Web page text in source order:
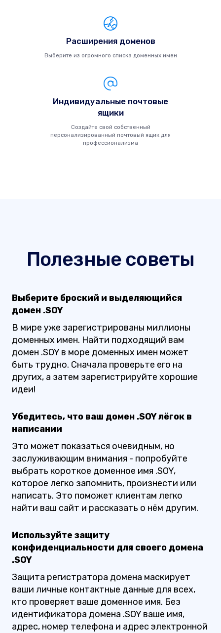
Расширения доменов
Выберите из огромного списка доменных имен
Индивидуальные почтовые
ящики
Создайте свой собственный
персонализированный почтовый ящик для
профессионализма
Полезные советы
Выберите броский и выделяющийся
домен .SOY
В мире уже зарегистрированы миллионы
доменных имен. Найти подходящий вам
домен .SOY в море доменных имен может
быть трудно. Сначала проверьте его на
других, а затем зарегистрируйте хорошие
идеи!
Убедитесь, что ваш домен .SOY лёгок в
написании
Это может показаться очевидным, но
заслуживающим внимания - попробуйте
выбрать короткое доменное имя .SOY,
которое легко запомнить, произнести или
написать. Это поможет клиентам легко
найти ваш сайт и рассказать о нём другим.
Используйте защиту
конфиденциальности для своего домена
.SOY
Защита регистратора домена маскирует
ваши личные контактные данные для всех,
кто проверяет ваше доменное имя. Без
идентификатора домена .SOY ваше имя,
адрес, номер телефона и адрес электронной